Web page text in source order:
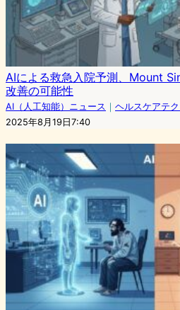
AIによる救急入院予測、Mount
改善の可能性
AI（人工知能）ニュース ｜ ヘルスケアテ
2025年8月19日7:40